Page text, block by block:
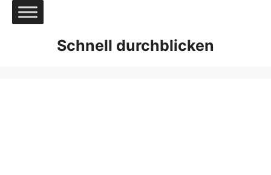
Zum
Inhalt
Schnell durchblicken